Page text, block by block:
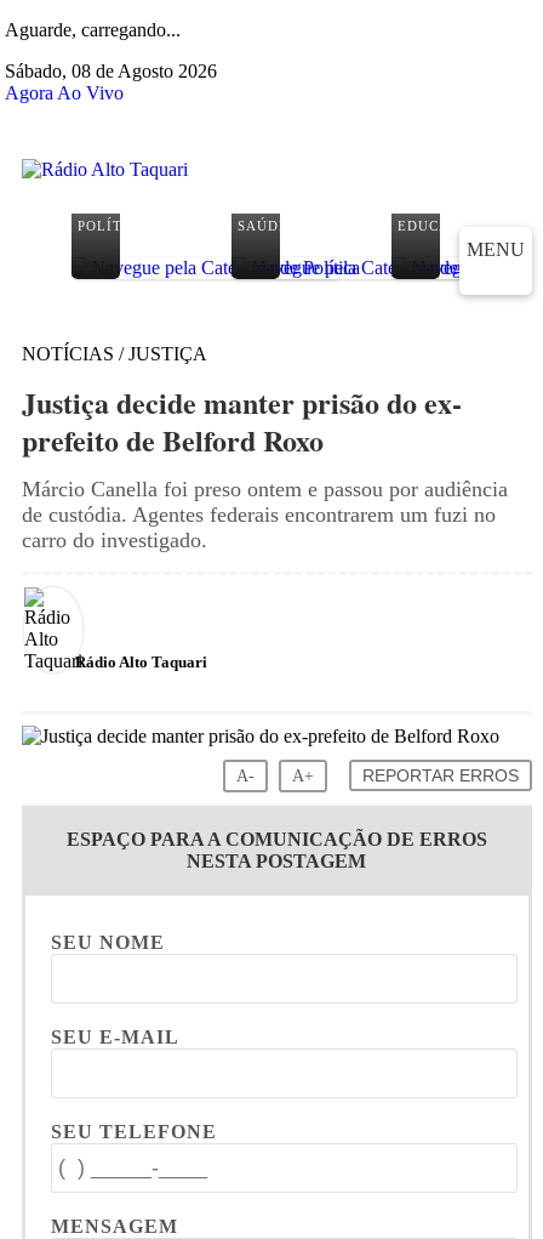
Aguarde, carregando...
Sábado, 08 de Agosto 2026
Agora Ao Vivo
MENU
POLÍTICA SAÚDE EDUCAÇÃO
NOTÍCIAS / JUSTIÇA
Justiça decide manter prisão do ex-
prefeito de Belford Roxo
Márcio Canella foi preso ontem e passou por audiência
de custódia. Agentes federais encontrarem um fuzi no
carro do investigado.
Rádio Alto Taquari
A- A+ REPORTAR ERROS
ESPAÇO PARA A COMUNICAÇÃO DE ERROS
NESTA POSTAGEM
SEU NOME
SEU E-MAIL
SEU TELEFONE
MENSAGEM